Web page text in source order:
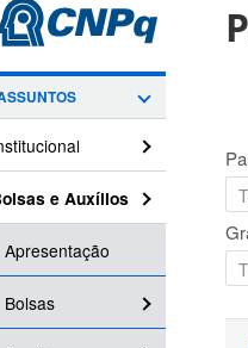
e Auxílios
Apresentação
Bolsas